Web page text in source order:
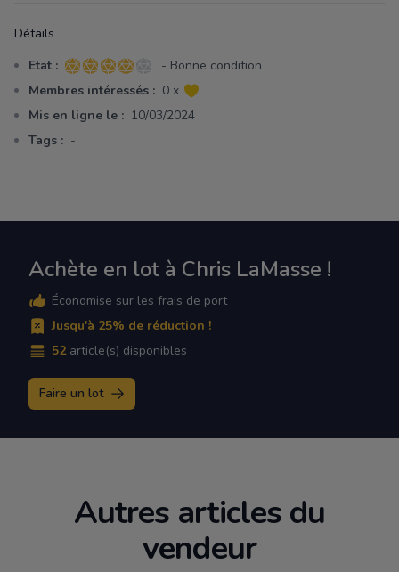
Détails
Etat : 4 sur 5 étoiles
- Bonne condition
Membres intéressés : 0 x
Mis en ligne le : 10/03/2024
Tags : -
Achète en lot à Chris LaMasse !
Économise sur les frais de port
Jusqu'à 25% de réduction !
52 article(s) disponibles
Faire un lot
Autres articles du
vendeur